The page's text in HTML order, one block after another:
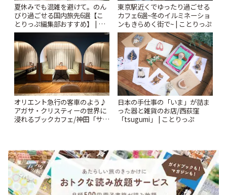
夏休みでも混雑を避けて。のん
びり過ごせる国内旅先6選【こ
とりっぷ編集部おすすめ】 | こ
とりっぷ
東京駅近くでゆったり過ごせる
カフェ6選~冬のイルミネーショ
ンもきらめく街で~ | ことりっぷ
オリエント急行の客車のよう♪
アガサ・クリスティーの世界に
浸れるブックカフェ/神田「サロ
日本の手仕事の「いま」が詰ま
った器と雑貨のお店/西荻窪
「tsugumi」 | ことりっぷ